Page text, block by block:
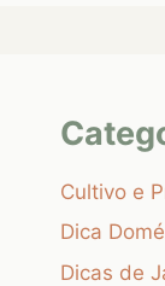
Cultivo e
Dica
Dicas de